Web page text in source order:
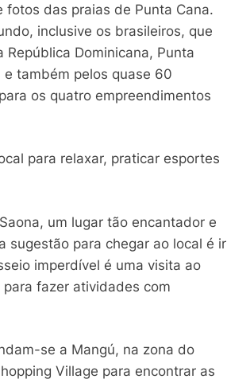
das praias de Punta Cana.
inclusive os brasileiros, que
Dominicana, Punta
também pelos quase 60
os quatro empreendimentos
para relaxar, praticar esportes
um lugar tão encantador e
sugestão para chegar ao local é ir
imperdível é uma visita ao
para fazer atividades com
se a Mangú, na zona do
Village para encontrar as